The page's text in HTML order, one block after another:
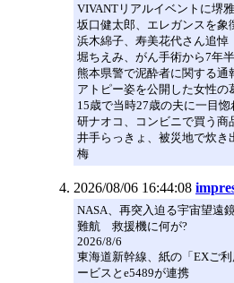
VIVANTリアルイベントに堺
坂口健太郎、エレガンスを象
浜木綿子、寿美花代さん追悼
堀ちえみ、がん手術から7年半
熊本県警で泥酔者に関する通
アトピー姿を公開した女性の
15歳で当時27歳の夫に一目惚
研ナオコ、コンビニで買う商
井手らっきょ、被災地で炊き
梅
2026/08/06 16:44:08
NASA、再突入迫る宇宙望遠
難航 救援機に何が?
2026/8/6
東海道新幹線、紙の「EXご
ービスとe5489が連携